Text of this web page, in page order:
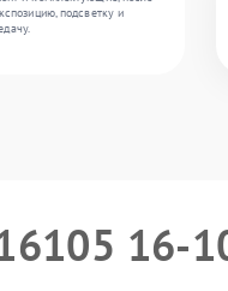
подсветку и
16-